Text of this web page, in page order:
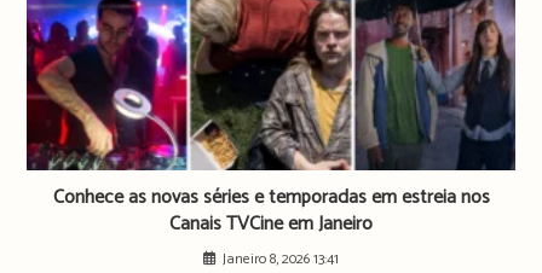
Conhece as novas séries e temporadas em estreia nos
Canais TVCine em Janeiro
Janeiro 8, 2026 13:41